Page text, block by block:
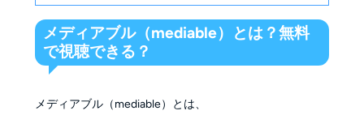
メディアブル（mediable）とは？無料
で視聴できる？
メディアブル（mediable）とは、